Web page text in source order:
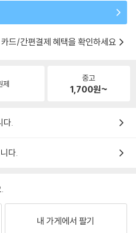
카드/간편결제 혜택을 확인하세요
제
중고
1,700원~
다.
다.
내 가게에서 팔기